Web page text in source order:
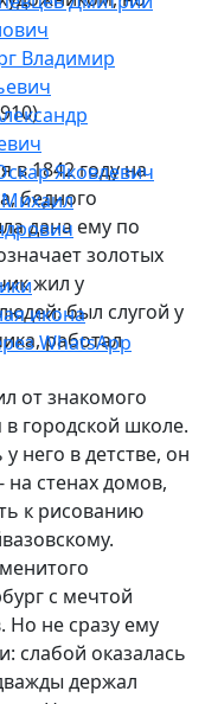
Владимир
Яковлевич
икона
WhatsApp
в 1842 году на
бедного
дана ему по
золотых
жил у
был слугой у
работал
от знакомого
в городской школе.
него в детстве, он
на стенах домов,
к рисованию
с мечтой
Но не сразу ему
слабой оказалась
держал